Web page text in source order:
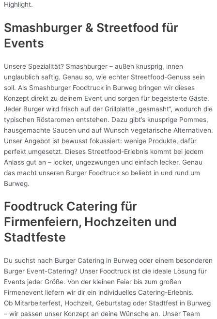
Highlight.
Smashburger & Streetfood für
Events
Unsere Spezialität? Smashburger – außen knusprig, innen
unglaublich saftig. Genau so, wie echter Streetfood-Genuss sein
soll. Als Smashburger Foodtruck in Burweg bringen wir dieses
Konzept direkt zu deinem Event und sorgen für begeisterte Gäste.
Jeder Burger wird frisch auf der Grillplatte „gesmasht“, wodurch die
typischen Röstaromen entstehen. Dazu gibt’s knusprige Pommes,
hausgemachte Saucen und auf Wunsch vegetarische Alternativen.
Unser Angebot ist bewusst fokussiert: wenige Produkte, dafür
perfekt umgesetzt. Dieses Streetfood-Erlebnis kommt bei jedem
Anlass gut an – locker, ungezwungen und einfach lecker. Genau
das macht unseren Burger Foodtruck so beliebt in und rund um
Burweg.
Foodtruck Catering für
Firmenfeiern, Hochzeiten und
Stadtfeste
Du suchst nach Burger Catering in Burweg oder einem besonderen
Burger Event-Catering? Unser Foodtruck ist die ideale Lösung für
Events jeder Größe. Von der kleinen Feier bis zum großen
Firmenevent liefern wir dir ein individuelles Catering-Erlebnis.
Ob Mitarbeiterfest, Hochzeit, Geburtstag oder Stadtfest in Burweg
– wir passen unser Konzept an deine Wünsche an. Unser Team